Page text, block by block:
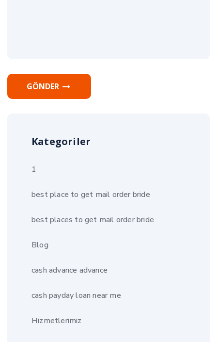
GÖNDER
Kategoriler
1
best place to get mail order bride
best places to get mail order bride
Blog
cash advance advance
cash payday loan near me
Hizmetlerimiz